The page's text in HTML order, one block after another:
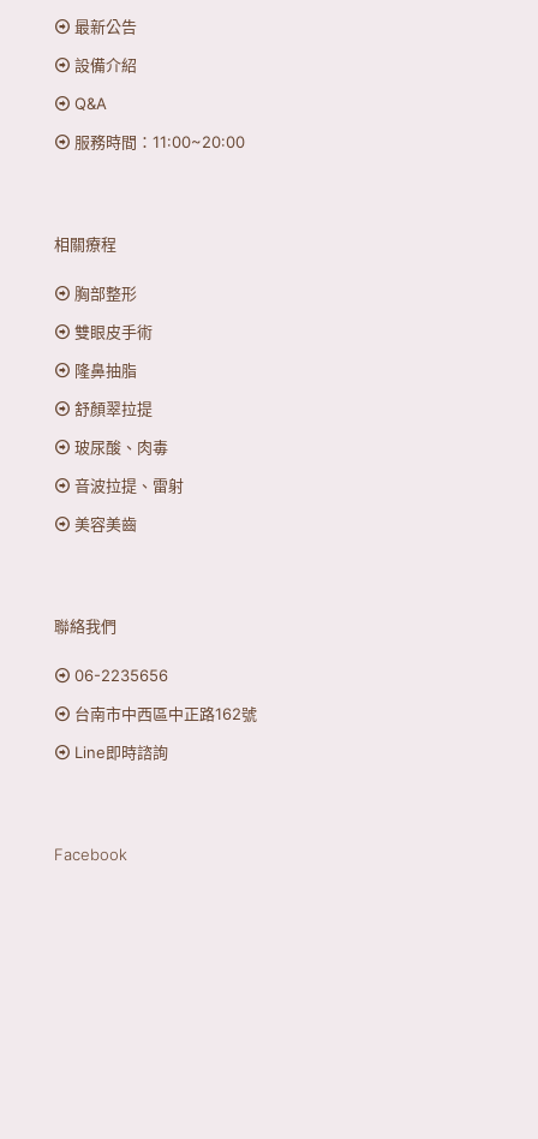
最新公告
設備介紹
Q&A
服務時間：11:00~20:00
相關療程
胸部整形
雙眼皮手術
隆鼻抽脂
舒顏翠拉提
玻尿酸、肉毒
音波拉提、雷射
美容美齒
聯絡我們
06-2235656
台南市中西區中正路162號
Line即時諮詢
Facebook